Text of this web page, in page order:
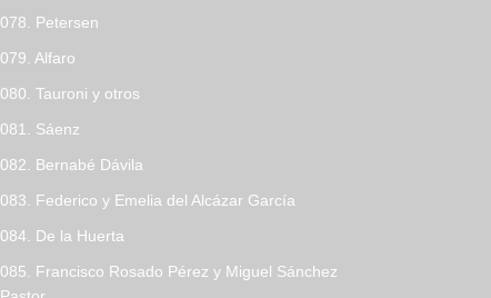
078. Petersen
079. Alfaro
080. Tauroni y otros
081. Sáenz
082. Bernabé Dávila
083. Federico y Emelia del Alcázar García
084. De la Huerta
085. Francisco Rosado Pérez y Miguel Sánchez